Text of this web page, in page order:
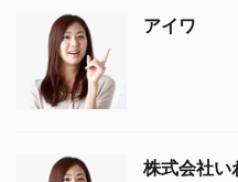
アイワ
株式会社い